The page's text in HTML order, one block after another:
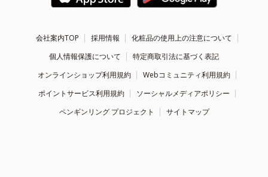
会社案内TOP 採用情報
化粧品の使用上の注意について
個人情報保護について
特定商取引法に基づく表記
オンラインショップ利用規約
Webコミュニティ利用規約
ポイントサービス利用規約
ソーシャルメディアポリシー
ペンギンリング プロジェクト
サイトマップ